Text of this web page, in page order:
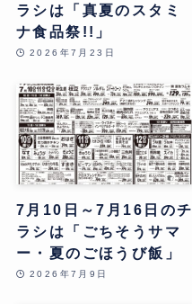
ラシは「真夏のスタミ
ナ食品祭!!」
2026年7月23日
7月10日～7月16日のチ
ラシは「ごちそうサマ
ー・夏のごほうび飯」
2026年7月9日